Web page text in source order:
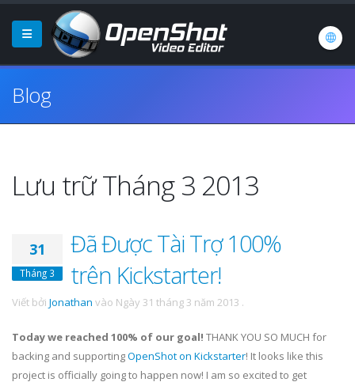
Blog
Lưu trữ Tháng 3 2013
31
Tháng 3
Đã Được Tài Trợ 100%
trên Kickstarter!
Viết bởi Jonathan vào Ngày 31 tháng 3 năm 2013 .
Today we reached 100% of our goal! THANK YOU SO MUCH for
backing and supportingOpenShot on Kickstarter! It looks like this
project is officially going to happen now! I am so excited to get